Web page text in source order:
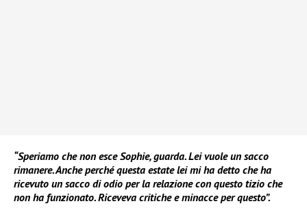
“Speriamo che non esce Sophie, guarda. Lei vuole un sacco
rimanere. Anche perché questa estate lei mi ha detto che ha
ricevuto un sacco di odio per la relazione con questo tizio che
non ha funzionato. Riceveva critiche e minacce per questo”.